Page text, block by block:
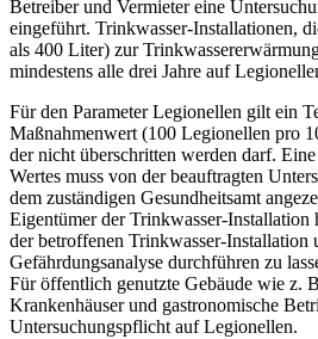
Betreiber und Vermieter eine
eingeführt. Trinkwasser-Installationen,
als 400 Liter) zur
mindestens alle drei Jahre auf
Für den Parameter Legionellen gilt ein
Maßnahmenwert (100 Legionellen pro
der nicht überschritten werden darf.
Wertes muss von der beauftragten
dem zuständigen Gesundheitsamt
Eigentümer der Trinkwasser-Installation
der betroffenen Trinkwasser-Installation
Gefährdungsanalyse durchführen zu
Für öffentlich genutzte Gebäude wie z.
Krankenhäuser und gastronomische
Untersuchungspflicht auf Legionellen.